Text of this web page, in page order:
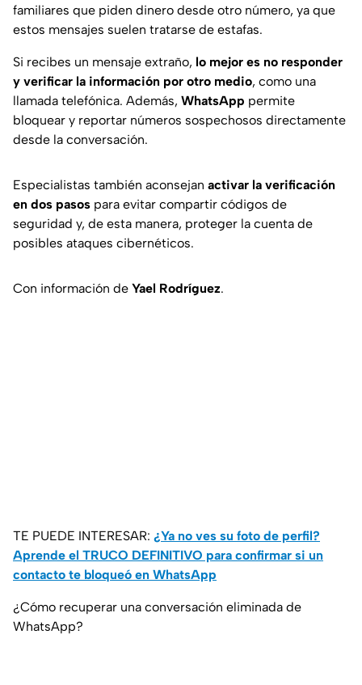
familiares que piden dinero desde otro número, ya que
estos mensajes suelen tratarse de estafas.
Si recibes un mensaje extraño, lo mejor es no responder
y verificar la información por otro medio, como una
llamada telefónica. Además, WhatsApp permite
bloquear y reportar números sospechosos directamente
desde la conversación.
Especialistas también aconsejan activar la verificación
en dos pasos para evitar compartir códigos de
seguridad y, de esta manera, proteger la cuenta de
posibles ataques cibernéticos.
Con información de Yael Rodríguez.
TE PUEDE INTERESAR: ¿Ya no ves su foto de perfil?
Aprende el TRUCO DEFINITIVO para confirmar si un
contacto te bloqueó en WhatsApp
¿Cómo recuperar una conversación eliminada de
WhatsApp?